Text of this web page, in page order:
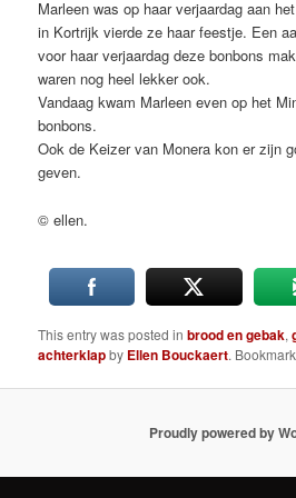
Marleen was op haar verjaardag aan
in Kortrijk vierde ze haar feestje. Een
voor haar verjaardag deze bonbons
waren nog heel lekker ook.
Vandaag kwam Marleen even op het
bonbons.
Ook de Keizer van Monera kon er zijn
geven.
© ellen.
This entry was posted inbrood en gebak,
achterklapby Ellen Bouckaert.
Proudly powered by